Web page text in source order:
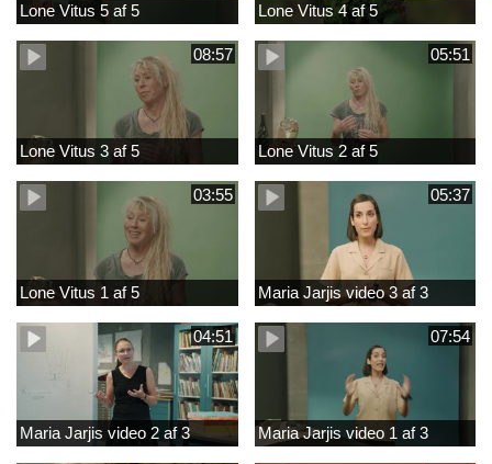
Lone Vitus 5 af 5 Lone Vitus 4 af 5
08:57
Lone Vitus 3 af 5
05:51
Lone Vitus 2 af 5
03:55
Lone Vitus 1 af 5
05:37
Maria Jarjis video 3 af 3
04:51
Maria Jarjis video 2 af 3
07:54
Maria Jarjis video 1 af 3